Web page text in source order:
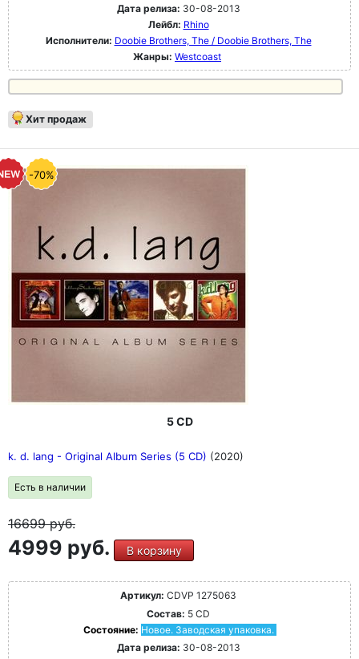
Дата релиза: 30-08-2013
Лейбл: Rhino
Исполнители: Doobie Brothers, The / Doobie Brothers, The
Жанры: Westcoast
Хит продаж
-70%
5 CD
k. d. lang - Original Album Series (5 CD) (2020)
Есть в наличии
16699руб.
4999 руб. В корзину
Артикул: CDVP 1275063
Состав: 5 CD
Состояние: Новое. Заводская упаковка.
Дата релиза: 30-08-2013